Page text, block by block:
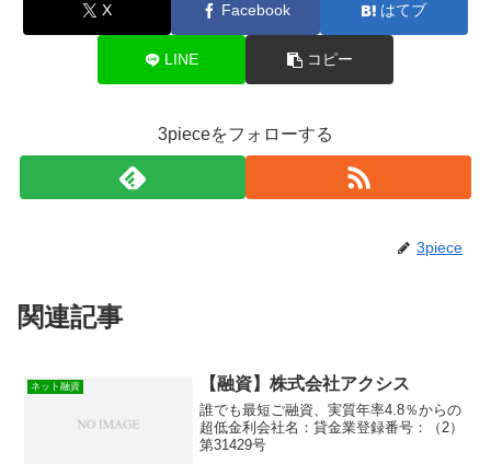
X Facebook はてブ
LINE コピー
3pieceをフォローする
3piece
関連記事
ネット融資 【融資】株式会社アクシス
誰でも最短ご融資、実質年率4.8％からの
超低金利会社名：貸金業登録番号：（2）
第31429号